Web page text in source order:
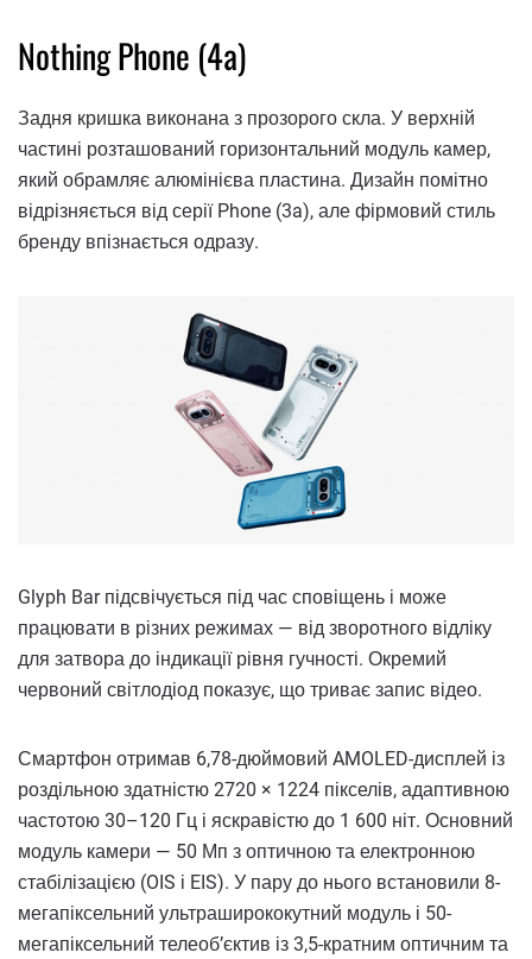
Nothing Phone (4a)
Задня кришка виконана з прозорого скла. У верхній
частині розташований горизонтальний модуль камер,
який обрамляє алюмінієва пластина. Дизайн помітно
відрізняється від серії Phone (3a), але фірмовий стиль
бренду впізнається одразу.
Glyph Bar підсвічується під час сповіщень і може
працювати в різних режимах — від зворотного відліку
для затвора до індикації рівня гучності. Окремий
червоний світлодіод показує, що триває запис відео.
Смартфон отримав 6,78-дюймовий AMOLED-дисплей із
роздільною здатністю 2720 × 1224 пікселів, адаптивною
частотою 30–120 Гц і яскравістю до 1 600 ніт. Основний
модуль камери — 50 Мп з оптичною та електронною
стабілізацією (OIS і EIS). У пару до нього встановили 8-
мегапіксельний ультраширококутний модуль і 50-
мегапіксельний телеоб’єктив із 3,5-кратним оптичним та